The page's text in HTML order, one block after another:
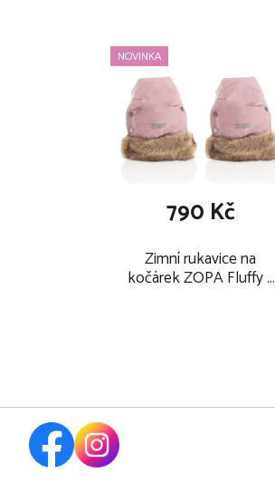
NOVINKA
Zimní rukavice na
kočárek ZOPA Fluffy 2
790 Kč